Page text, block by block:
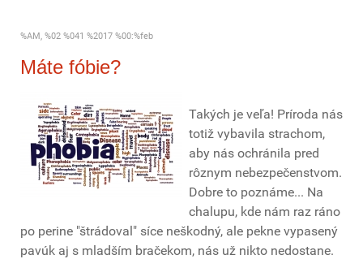
%AM, %02 %041 %2017 %00:%feb
Máte fóbie?
Takých je veľa! Príroda nás
totiž vybavila strachom,
aby nás ochránila pred
rôznym nebezpečenstvom.
Dobre to poznáme... Na
chalupu, kde nám raz ráno
po perine "štrádoval" síce neškodný, ale pekne vypasený
pavúk aj s mladším bračekom, nás už nikto nedostane.